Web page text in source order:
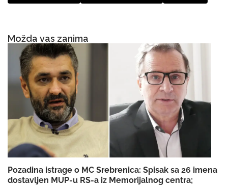
Možda vas zanima
Pozadina istrage o MC Srebrenica: Spisak sa 26 imena
dostavljen MUP-u RS-a iz Memorijalnog centra;